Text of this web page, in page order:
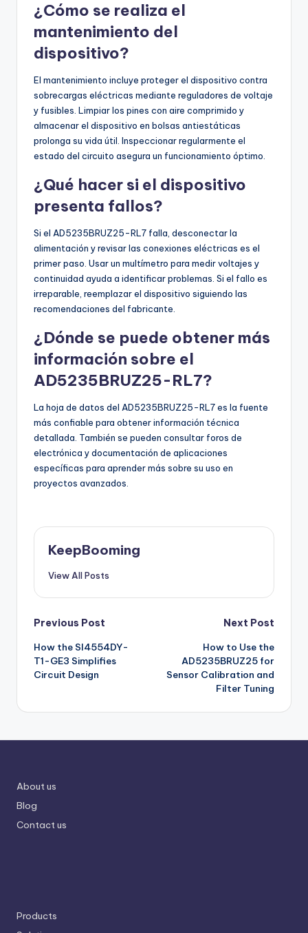
¿Cómo se realiza el
mantenimiento del
dispositivo?
El mantenimiento incluye proteger el dispositivo contra
sobrecargas eléctricas mediante reguladores de voltaje
y fusibles. Limpiar los pines con aire comprimido y
almacenar el dispositivo en bolsas antiestáticas
prolonga su vida útil. Inspeccionar regularmente el
estado del circuito asegura un funcionamiento óptimo.
¿Qué hacer si el dispositivo
presenta fallos?
Si el AD5235BRUZ25-RL7 falla, desconectar la
alimentación y revisar las conexiones eléctricas es el
primer paso. Usar un multímetro para medir voltajes y
continuidad ayuda a identificar problemas. Si el fallo es
irreparable, reemplazar el dispositivo siguiendo las
recomendaciones del fabricante.
¿Dónde se puede obtener más
información sobre el
AD5235BRUZ25-RL7?
La hoja de datos del AD5235BRUZ25-RL7 es la fuente
más confiable para obtener información técnica
detallada. También se pueden consultar foros de
electrónica y documentación de aplicaciones
específicas para aprender más sobre su uso en
proyectos avanzados.
KeepBooming
View All Posts
Post
navigation
Previous Post
How the SI4554DY-
T1-GE3 Simplifies
Circuit Design
Next Post
How to Use the
AD5235BRUZ25 for
Sensor Calibration and
Filter Tuning
About us
Blog
Contact us
Products